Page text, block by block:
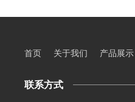
首页 关于我们 产品展示
联系方式